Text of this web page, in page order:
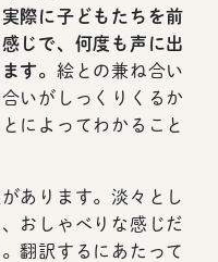
実際に子どもたちを前
じで、何度も声に出
す。 絵との兼ね合い
いがしっくりくるか
によってわかること
あります。淡々とし
おしゃべりな感じだ
翻訳するにあたって